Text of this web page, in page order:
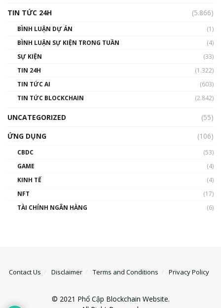
TIN TỨC 24H
(5.866)
BÌNH LUẬN DỰ ÁN
(1)
BÌNH LUẬN SỰ KIỆN TRONG TUẦN
(4)
SỰ KIỆN
(33)
TIN 24H
(1.322)
TIN TỨC AI
(603)
TIN TỨC BLOCKCHAIN
(2.842)
UNCATEGORIZED
(55)
ỨNG DỤNG
(106)
CBDC
(53)
GAME
(4)
KINH TẾ
(4)
NFT
(17)
TÀI CHÍNH NGÂN HÀNG
(6)
Contact Us Disclaimer Terms and Conditions Privacy Policy
© 2021 Phổ Cập Blockchain Website.